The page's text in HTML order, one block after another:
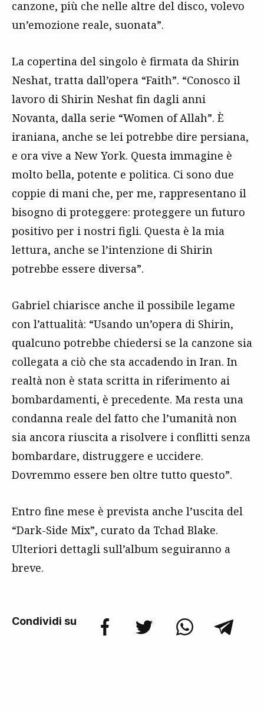
canzone, più che nelle altre del disco, volevo
un’emozione reale, suonata”.
La copertina del singolo è firmata da Shirin
Neshat, tratta dall’opera “Faith”. “Conosco il
lavoro di Shirin Neshat fin dagli anni
Novanta, dalla serie “Women of Allah”. È
iraniana, anche se lei potrebbe dire persiana,
e ora vive a New York. Questa immagine è
molto bella, potente e politica. Ci sono due
coppie di mani che, per me, rappresentano il
bisogno di proteggere: proteggere un futuro
positivo per i nostri figli. Questa è la mia
lettura, anche se l’intenzione di Shirin
potrebbe essere diversa”.
Gabriel chiarisce anche il possibile legame
con l’attualità: “Usando un’opera di Shirin,
qualcuno potrebbe chiedersi se la canzone sia
collegata a ciò che sta accadendo in Iran. In
realtà non è stata scritta in riferimento ai
bombardamenti, è precedente. Ma resta una
condanna reale del fatto che l’umanità non
sia ancora riuscita a risolvere i conflitti senza
bombardare, distruggere e uccidere.
Dovremmo essere ben oltre tutto questo”.
Entro fine mese è prevista anche l’uscita del
“Dark-Side Mix”, curato da Tchad Blake.
Ulteriori dettagli sull’album seguiranno a
breve.
Condividi su